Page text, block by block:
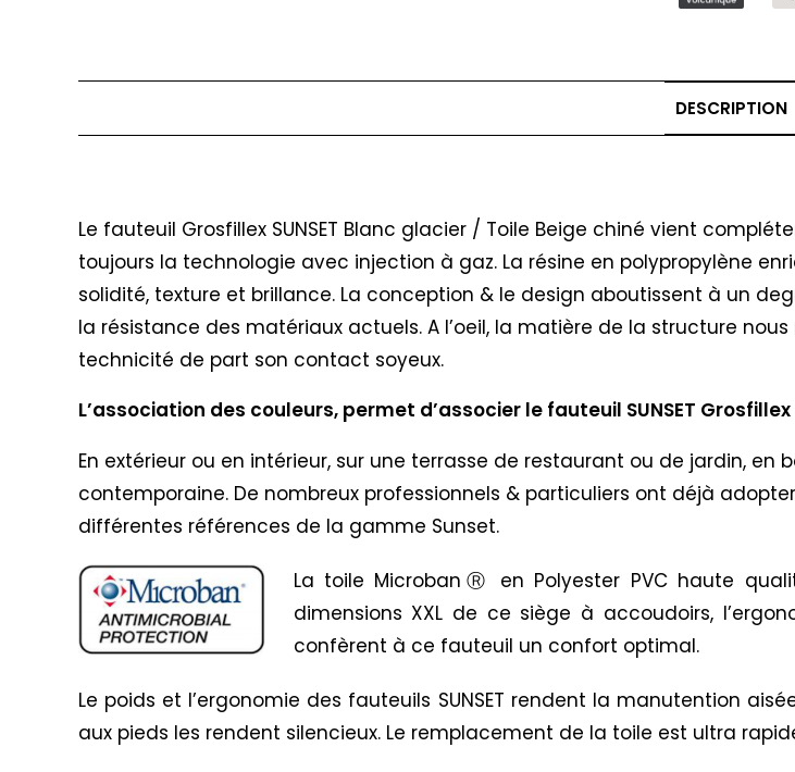
DESCRIPTION
Le fauteuil Grosfillex SUNSET Blanc glacier / Toile Beige chiné vient
toujours la technologie avec injection à gaz. La résine en polypropylène
solidité, texture et brillance. La conception & le design aboutissent à un
la résistance des matériaux actuels. A l’oeil, la matière de la structure
technicité de part son contact soyeux.
L’association des couleurs, permet d’associer le fauteuil SUNSET
En extérieur ou en intérieur, sur une terrasse de restaurant ou de jardin,
contemporaine. De nombreux professionnels & particuliers ont déjà
différentes références de la gamme Sunset.
La toile MicrobanⓇ en Polyester PVC haute
dimensions XXL de ce siège à accoudoirs,
confèrent à ce fauteuil un confort optimal.
Le poids et l’ergonomie des fauteuils SUNSET rendent la manutention
aux pieds les rendent silencieux. Le remplacement de la toile est ultra